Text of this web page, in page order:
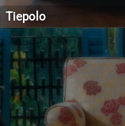
Tiepolo